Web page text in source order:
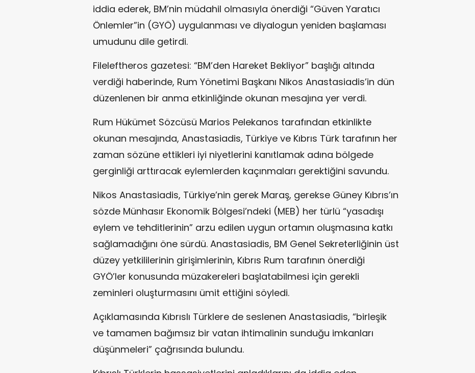
iddia ederek, BM’nin müdahil olmasıyla önerdiği “Güven Yaratıcı
Önlemler”in (GYÖ) uygulanması ve diyalogun yeniden başlaması
umudunu dile getirdi.
Fileleftheros gazetesi: “BM’den Hareket Bekliyor” başlığı altında
verdiği haberinde, Rum Yönetimi Başkanı Nikos Anastasiadis’in dün
düzenlenen bir anma etkinliğinde okunan mesajına yer verdi.
Rum Hükümet Sözcüsü Marios Pelekanos tarafından etkinlikte
okunan mesajında, Anastasiadis, Türkiye ve Kıbrıs Türk tarafının her
zaman sözüne ettikleri iyi niyetlerini kanıtlamak adına bölgede
gerginliği arttıracak eylemlerden kaçınmaları gerektiğini savundu.
Nikos Anastasiadis, Türkiye’nin gerek Maraş, gerekse Güney Kıbrıs’ın
sözde Münhasır Ekonomik Bölgesi’ndeki (MEB) her türlü “yasadışı
eylem ve tehditlerinin” arzu edilen uygun ortamın oluşmasına katkı
sağlamadığını öne sürdü. Anastasiadis, BM Genel Sekreterliğinin üst
düzey yetkililerinin girişimlerinin, Kıbrıs Rum tarafının önerdiği
GYÖ’ler konusunda müzakereleri başlatabilmesi için gerekli
zeminleri oluşturmasını ümit ettiğini söyledi.
Açıklamasında Kıbrıslı Türklere de seslenen Anastasiadis, “birleşik
ve tamamen bağımsız bir vatan ihtimalinin sunduğu imkanları
düşünmeleri” çağrısında bulundu.